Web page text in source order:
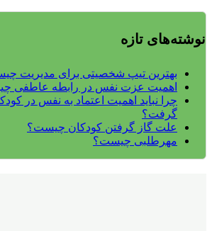
نوشته‌های تازه
بهترین تیپ شخصیتی برای مدیریت
اهمیت عزت نفس در رابطه عاطفی
چرا نباید اهمیت اعتماد به نفس در
گرفت؟
علت گاز گرفتن کودکان چیست؟
مهرطلبی چیست؟